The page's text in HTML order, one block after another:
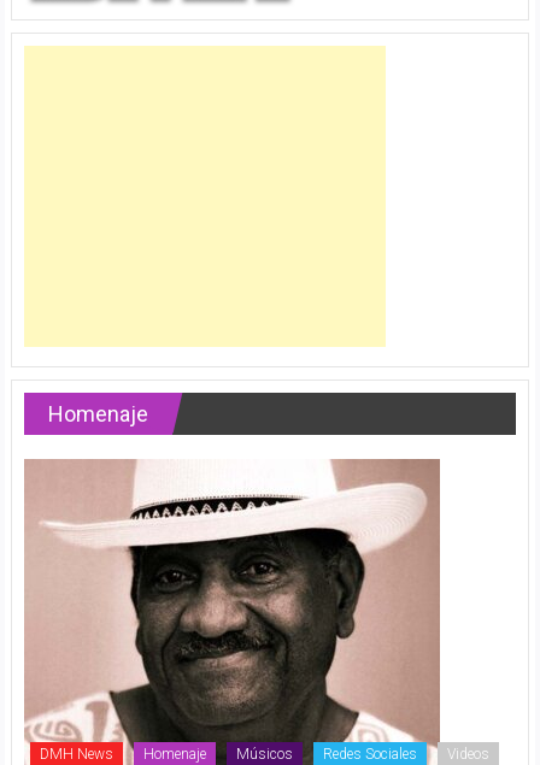
Homenaje
DMH News Homenaje Músicos Redes Sociales Videos